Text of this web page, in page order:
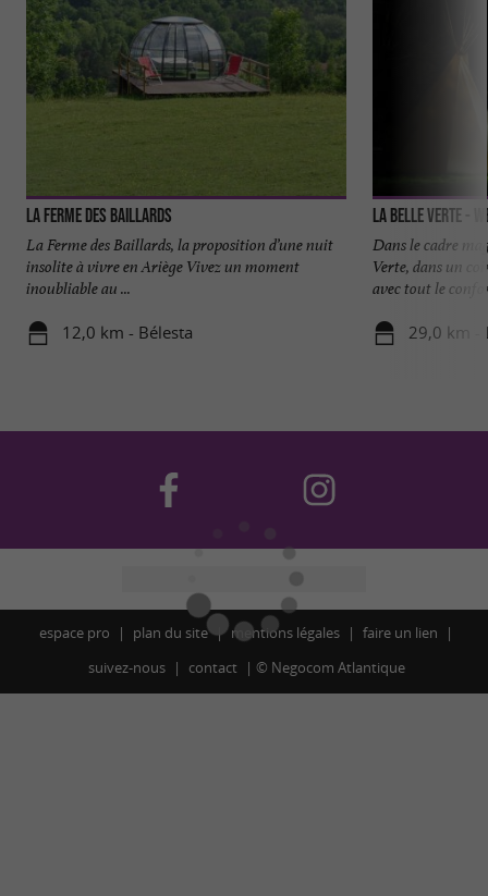
La Ferme des Baillards
La Ferme des Baillards, la proposition d’une nuit
insolite à vivre en Ariège Vivez un moment
inoubliable au ...
12,0 km - Bélesta
La Belle Verte -
Dans le cadre
Verte, dans un
avec tout le
29,0 km -
espace pro plan du site mentions légales
faire un lien
suivez-nous
contact © Negocom Atlantique